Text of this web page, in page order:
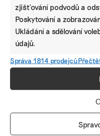
zjišťování podvodů a
Poskytování a
Ukládání a sdělování
údajů.
Správa 1814 prodejců
PRÁCE, KTERÁ ZLEPŠÍ SVĚT
Stáž: právnička nebo
mutualus
právnička/právník